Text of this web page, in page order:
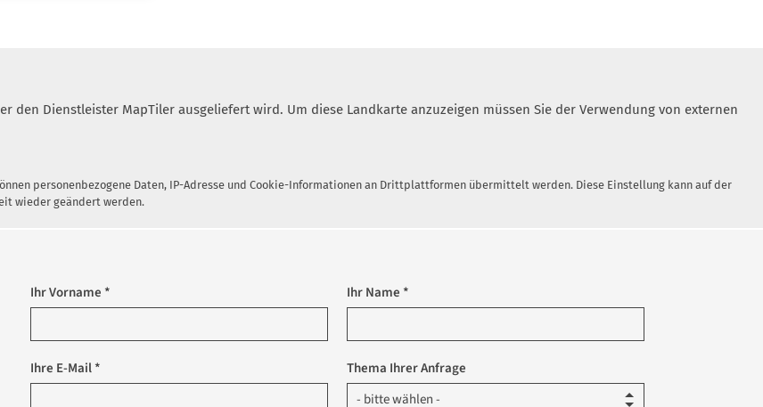
den Dienstleister MapTiler ausgeliefert wird. Um diese Landkarte anzuzeigen müssen Sie der Verwendung von externen
personenbezogene Daten, IP-Adresse und Cookie-Informationen an Drittplattformen übermittelt werden. Diese Einstellung kann auf der
wieder geändert werden.
Ihr Vorname * Ihr Name *
Ihre E-Mail * Thema Ihrer Anfrage